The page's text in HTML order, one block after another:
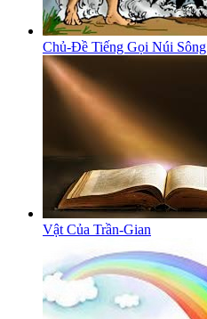
Chủ-Đề Tiếng Gọi Núi Sông
Vật Của Trần-Gian